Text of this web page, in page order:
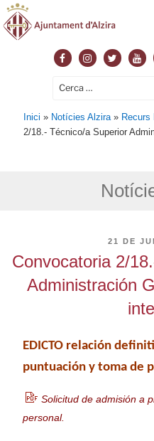
FacebookInstagram
Twitter
Cerca:
Inici » Notícies Alzira » Recurs
2/18.- Técnico/a Superior
21 DE
Convocatoria 2/
Administración
EDICTO relación
puntuación y toma de
Solicitud de admisión a
personal.